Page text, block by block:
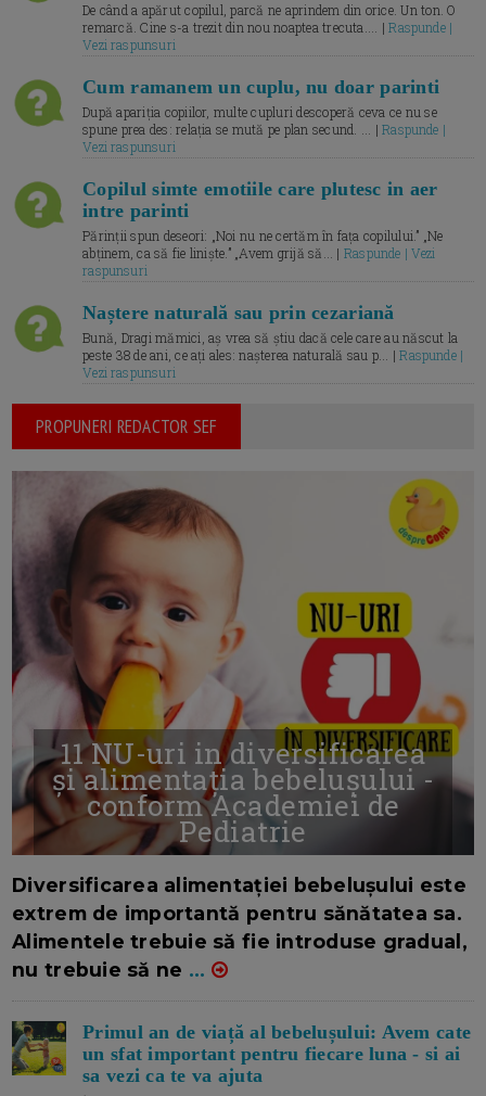
De când a apărut copilul, parcă ne aprindem din orice. Un ton. O
remarcă. Cine s-a trezit din nou noaptea trecuta.... |Raspunde |
Vezi raspunsuri
Cum ramanem un cuplu, nu doar parinti
După apariția copiilor, multe cupluri descoperă ceva ce nu se
spune prea des: relația se mută pe plan secund. ... |Raspunde |
Vezi raspunsuri
Copilul simte emotiile care plutesc in aer
intre parinti
Părinții spun deseori: „Noi nu ne certăm în fața copilului.” „Ne
abținem, ca să fie liniște.” „Avem grijă să... | Raspunde | Vezi
raspunsuri
Naștere naturală sau prin cezariană
Bună, Dragi mămici, aș vrea să știu dacă cele care au născut la
peste 38 de ani, ce ați ales: nașterea naturală sau p... |Raspunde |
Vezi raspunsuri
PROPUNERI REDACTOR SEF
11 NU-uri in diversificarea
și alimentația bebelușului -
conform Academiei de
Pediatrie
Diversificarea alimentației bebelușului este
extrem de importantă pentru sănătatea sa.
Alimentele trebuie să fie introduse gradual,
nu trebuie să ne ...
Primul an de viață al bebelușului: Avem cate
un sfat important pentru fiecare luna - si ai
sa vezi ca te va ajuta